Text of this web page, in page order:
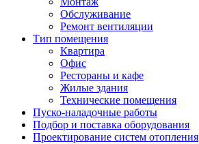
Обслуживание
Ремонт вентиляции
Тип помещения
Квартира
Офис
Рестораны и кафе
Жилые здания
Технические помещения
Пуско-наладочные работы
Подбор и поставка оборудования
Проектирование систем отопления